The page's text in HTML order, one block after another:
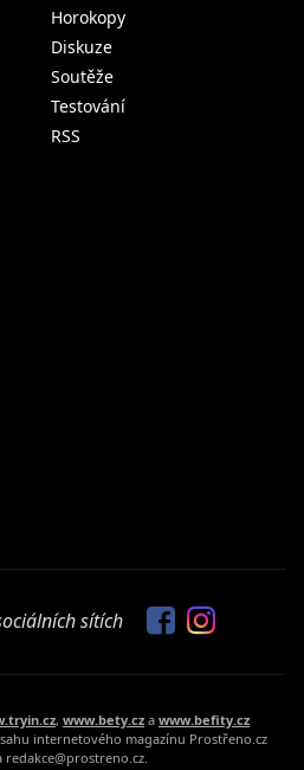
Horokopy
Diskuze
Soutěže
Testování
RSS
sítích
, www.bety.cz a www.befity.cz
internetového magazínu Prostřeno.cz
redakce@prostreno.cz.